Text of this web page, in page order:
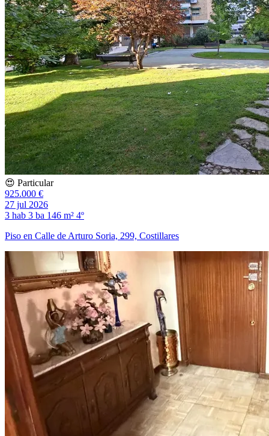
😍 Particular
925.000 €
27 jul 2026
3 hab 3 ba 146 m² 4º
Piso en Calle de Arturo Soria, 299, Costillares